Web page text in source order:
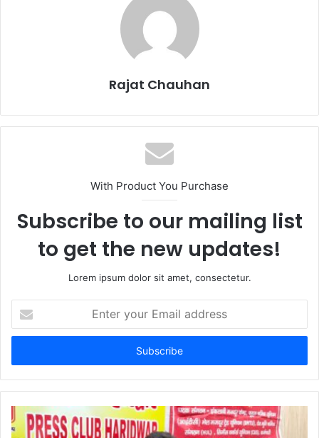
Rajat Chauhan
With Product You Purchase
Subscribe to our mailing list
to get the new updates!
Lorem ipsum dolor sit amet, consectetur.
your
Email